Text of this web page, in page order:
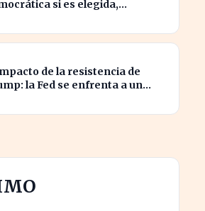
si es elegida,
de la resistencia de
la Fed se enfrenta a un